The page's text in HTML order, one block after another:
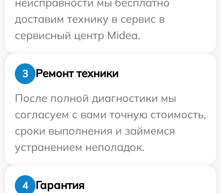
доставим технику в сервис в
сервисный центр Midea.
3
Ремонт техники
После полной диагностики мы
согласуем с вами точную стоимость,
сроки выполнения и займемся
устранением неполадок.
4 Гарантия